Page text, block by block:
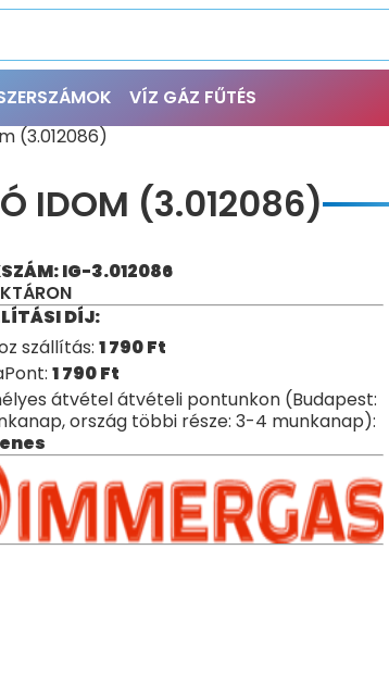
VÍZ GÁZ FŰTÉS
(3.012086)
IDOM (3.012086)
IG-3.012086
DÍJ:
szállítás: 1 790Ft
1 790Ft
átvétel átvételi pontunkon (Budapest:
ország többi része: 3-4 munkanap):